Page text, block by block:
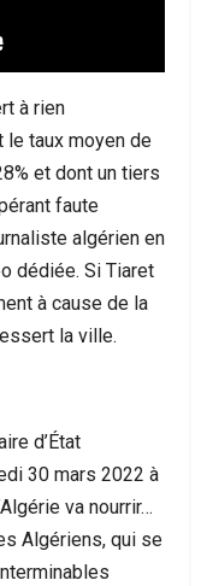
à rien
le taux moyen de
et dont un tiers
faute
algérien en
dédiée. Si Tiaret
à cause de la
la ville.
d’État
30 mars 2022 à
va nourrir…
Algériens, qui se